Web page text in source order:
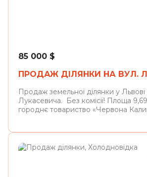
85 000 $
ПРОДАЖ ДІЛЯНКИ НА ВУЛ.
Продаж земельної ділянки у Львові
Лукасевича. Без комісії! Площа
городнє товариство «Червона